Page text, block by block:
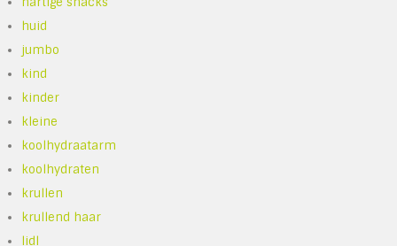
huid
jumbo
kind
kinder
kleine
koolhydraatarm
koolhydraten
krullen
krullend haar
lidl